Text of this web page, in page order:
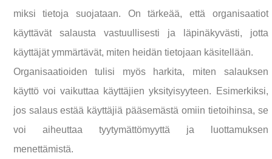
miksi tietoja suojataan. On tärkeää, että organisaatiot
käyttävät salausta vastuullisesti ja läpinäkyvästi, jotta
käyttäjät ymmärtävät, miten heidän tietojaan käsitellään.
Organisaatioiden tulisi myös harkita, miten salauksen
käyttö voi vaikuttaa käyttäjien yksityisyyteen. Esimerkiksi,
jos salaus estää käyttäjiä pääsemästä omiin tietoihinsa, se
voi aiheuttaa tyytymättömyyttä ja luottamuksen
menettämistä.